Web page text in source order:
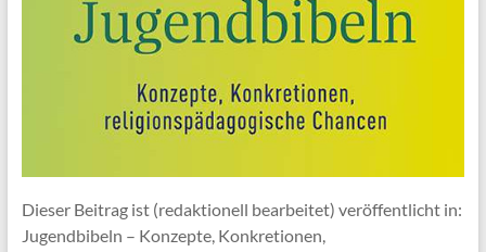
Dieser Beitrag ist (redaktionell bearbeitet) veröffentlicht in:
Jugendbibeln – Konzepte, Konkretionen,